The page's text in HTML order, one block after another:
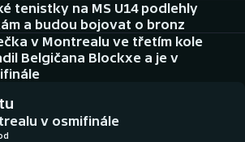
tenistky na MS U14 podlehly
a budou bojovat o bronz
v Montrealu ve třetím kole
Belgičana Blockxe a je v
v osmifinále